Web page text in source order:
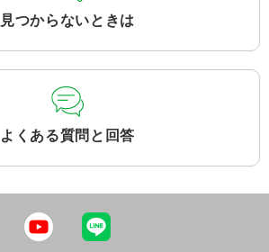
見つからないときは
よくある質問と回答